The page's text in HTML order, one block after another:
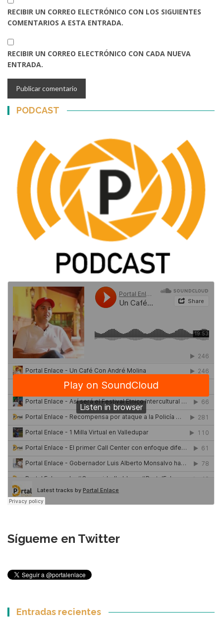
RECIBIR UN CORREO ELECTRÓNICO CON LOS SIGUIENTES
COMENTARIOS A ESTA ENTRADA.
RECIBIR UN CORREO ELECTRÓNICO CON CADA NUEVA
ENTRADA.
PODCAST
Sígueme en Twitter
Entradas recientes